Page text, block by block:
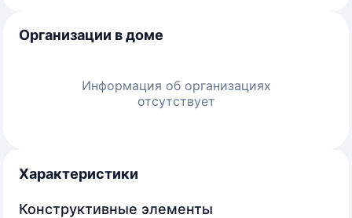
Организации в доме
Информация об организациях
отсутствует
Характеристики
Конструктивные элементы